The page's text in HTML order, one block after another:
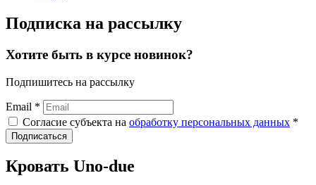
Подписка на рассылку
Хотите быть в курсе новинок?
Подпишитесь на рассылку
Email *
Согласие субъекта на обработку персональных данных *
Подписаться
Кровать Uno-due